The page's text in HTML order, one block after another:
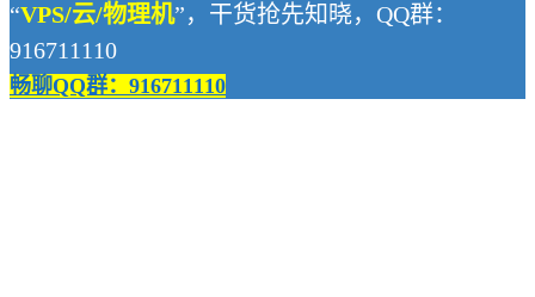
“VPS/云/物理机”，干货抢先知晓，QQ群：
916711110
畅聊QQ群：916711110